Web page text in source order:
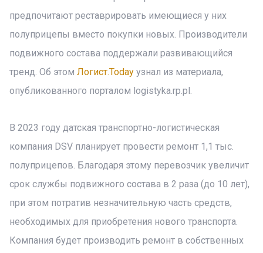
предпочитают реставрировать имеющиеся у них
полуприцепы вместо покупки новых. Производители
подвижного состава поддержали развивающийся
тренд. Об этом Логист.Today узнал из материала,
опубликованного порталом logistyka.rp.pl.
В 2023 году датская транспортно-логистическая
компания DSV планирует провести ремонт 1,1 тыс.
полуприцепов. Благодаря этому перевозчик увеличит
срок службы подвижного состава в 2 раза (до 10 лет),
при этом потратив незначительную часть средств,
необходимых для приобретения нового транспорта.
Компания будет производить ремонт в собственных